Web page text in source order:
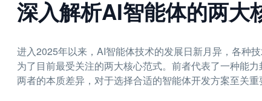
深入解析AI智能体的两大
进入2025年以来，AI智能体技术的发展日新月异，各种
为了目前最受关注的两大核心范式。前者代表了一种能
两者的本质差异，对于选择合适的智能体开发方案至关重